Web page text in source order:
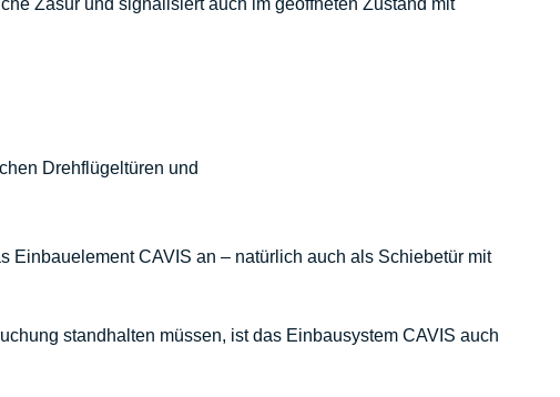
Zäsur und signalisiert auch im geöffneten Zustand mit
Drehflügeltüren und
Einbauelement CAVIS an – natürlich auch als Schiebetür mit
standhalten müssen, ist das Einbausystem CAVIS auch